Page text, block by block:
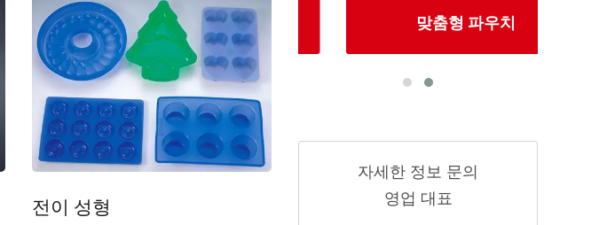
전이 성형
휴대용 다기능 도구 맞춤형 파우치
자세한 정보 문의
영업 대표